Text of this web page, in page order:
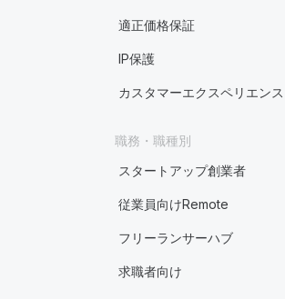
適正価格保証
IP保護
カスタマーエクスペリエンス
職務・職種別
スタートアップ創業者
従業員向けRemote
フリーランサーハブ
求職者向け